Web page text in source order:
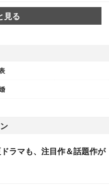
見る
ラマも、注目作＆話題作が